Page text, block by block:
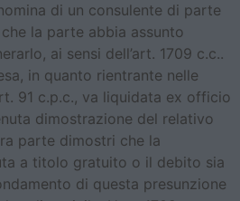
di un consulente di parte
la parte abbia assunto
ai sensi dell’art. 1709 c.c..
in quanto rientrante nelle
91 c.p.c., va liquidata ex officio
dimostrazione del relativo
parte dimostri che la
a titolo gratuito o il debito sia
di questa presunzione